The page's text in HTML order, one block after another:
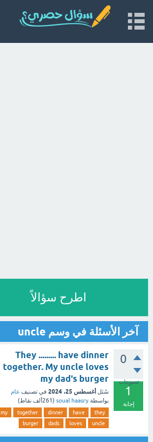
اطرح سؤالاً
آخر الأسئلة في وسم uncle
0
تصويتات
1
إجابة
They ......... have dinner
together. My uncle loves
my dad's burger
سُئل أغسطس 25، 2024 في تصنيف عام
بواسطة soual haasry
( 261ألف نقاط)
they
have
dinner
together
my
uncle
loves
dads
burger